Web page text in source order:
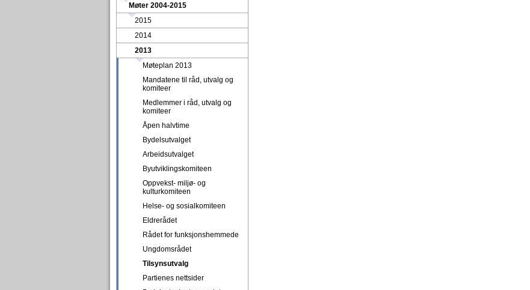
Møter 2004-2015
2015
2014
2013
Møteplan 2013
Mandatene til råd, utvalg og
komiteer
Medlemmer i råd, utvalg og
komiteer
Åpen halvtime
Bydelsutvalget
Arbeidsutvalget
Byutviklingskomiteen
Oppvekst- miljø- og
kulturkomiteen
Helse- og sosialkomiteen
Eldrerådet
Rådet for funksjonshemmede
Ungdomsrådet
Tilsynsutvalg
Partienes nettsider